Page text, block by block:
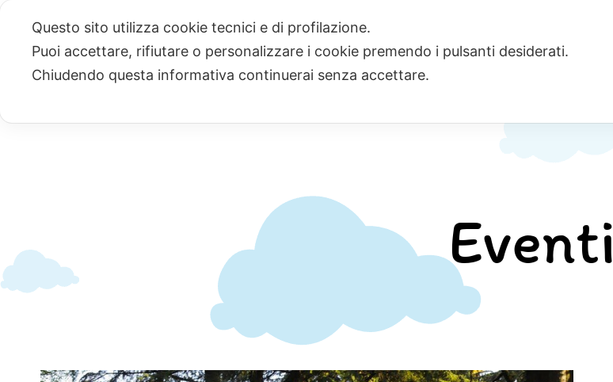
contenuto
Eventi
Questo sito utilizza cookie tecnici e di profilazione.
Puoi accettare, rifiutare o personalizzare i cookie premendo i pulsanti desiderati.
Chiudendo questa informativa continuerai senza accettare.